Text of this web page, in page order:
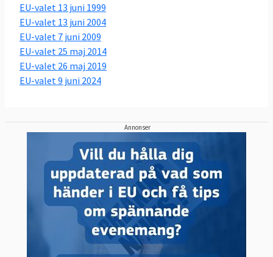
EU-valet 13 juni 1999
EU-valet 13 juni 2004
EU-valet 7 juni 2009
EU-valet 25 maj 2014
EU-valet 26 maj 2019
EU-valet 9 juni 2024
Annonser